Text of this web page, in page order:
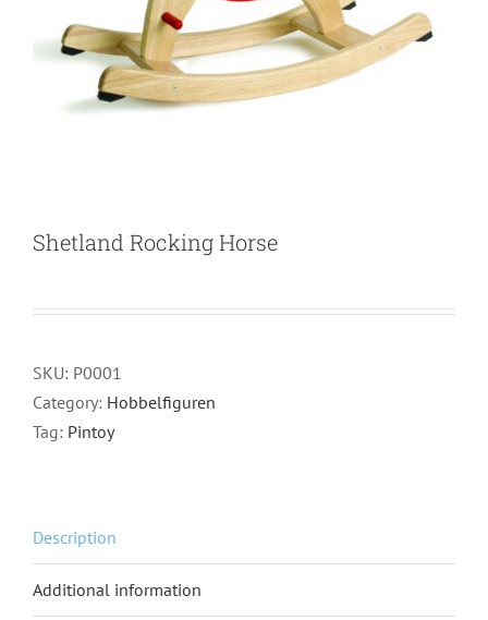
Shetland Rocking Horse
SKU: P0001
Category: Hobbelfiguren
Tag: Pintoy
Description
Additional information